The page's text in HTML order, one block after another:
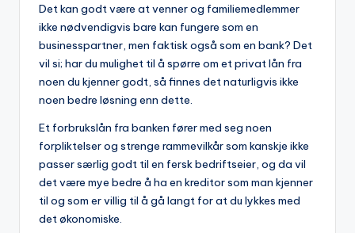
Det kan godt være at venner og familiemedlemmer
ikke nødvendigvis bare kan fungere som en
businesspartner, men faktisk også som en bank? Det
vil si; har du mulighet til å spørre om et privat lån fra
noen du kjenner godt, så finnes det naturligvis ikke
noen bedre løsning enn dette.
Et forbrukslån fra banken fører med seg noen
forpliktelser og strenge rammevilkår som kanskje ikke
passer særlig godt til en fersk bedriftseier, og da vil
det være mye bedre å ha en kreditor som man kjenner
til og som er villig til å gå langt for at du lykkes med
det økonomiske.